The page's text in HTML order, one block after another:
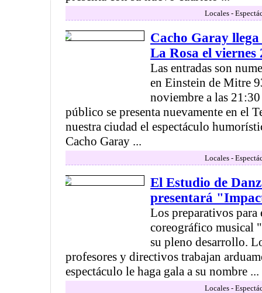
Locales -
Cacho Garay
La Rosa el viernes
Las entradas son
en Einstein de Mitre
noviembre a las
público se presenta nuevamente en el
nuestra ciudad el espectáculo
Cacho Garay ...
Locales -
El Estudio de
presentará
Los preparativos para
coreográfico musical
su pleno desarrollo.
profesores y directivos trabajan
espectáculo le haga gala a su nombre ...
Locales -